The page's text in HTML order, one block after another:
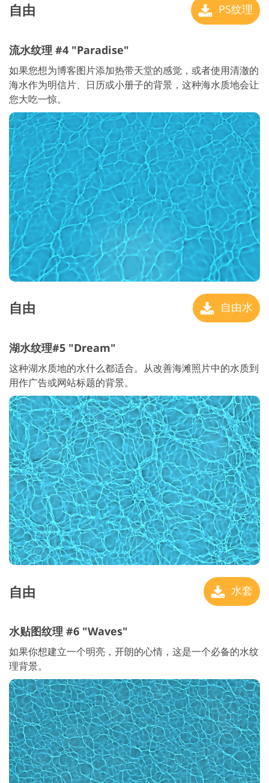
自由 PS纹理
流水纹理 #4 "Paradise"
如果您想为博客图片添加热带天堂的感觉，或者使用清澈的
海水作为明信片、日历或小册子的背景，这种海水质地会让
您大吃一惊。
自由 自由水
湖水纹理#5 "Dream"
这种湖水质地的水什么都适合。从改善海滩照片中的水质到
用作广告或网站标题的背景。
自由 水套
水贴图纹理 #6 "Waves"
如果你想建立一个明亮，开朗的心情，这是一个必备的水纹
理背景。